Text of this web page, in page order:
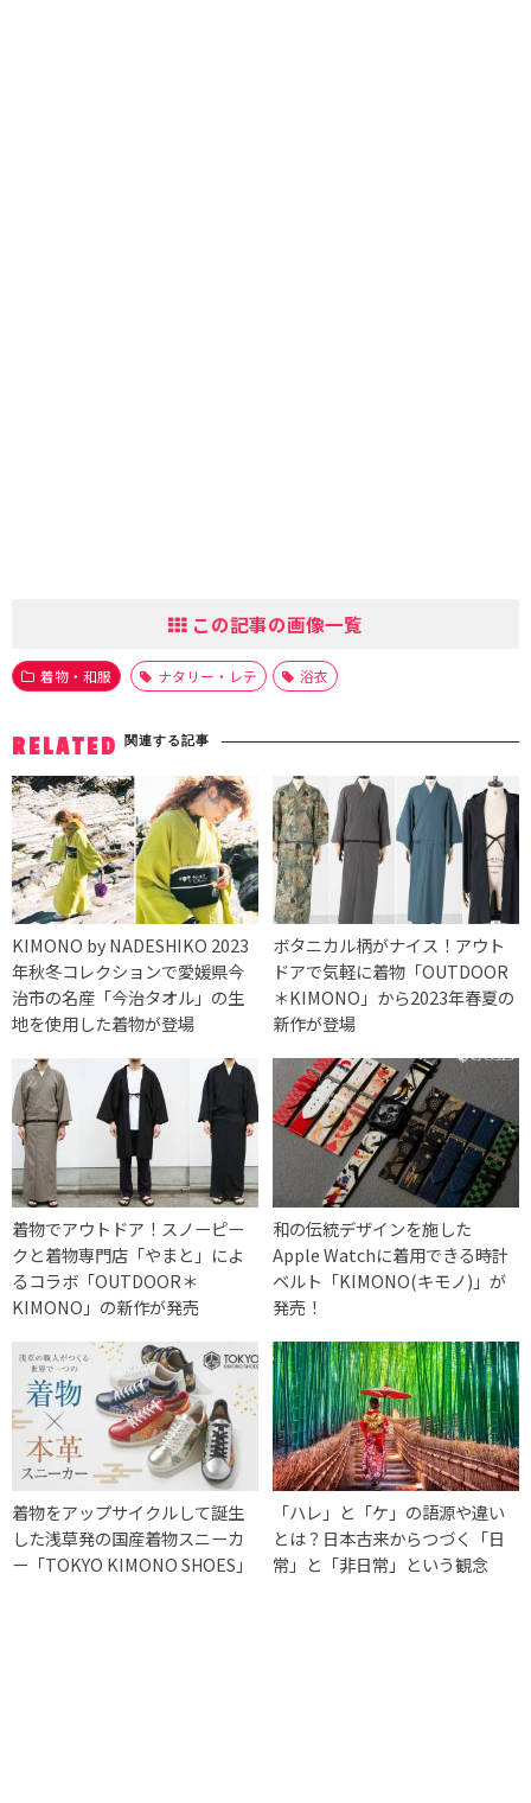
この記事の画像一覧
着物・和服 ナタリー・レテ 浴衣
RELATED 関連する記事
KIMONO by NADESHIKO 2023
年秋冬コレクションで愛媛県今
治市の名産「今治タオル」の生
地を使用した着物が登場
ボタニカル柄がナイス！アウト
ドアで気軽に着物「OUTDOOR
＊KIMONO」から2023年春夏の
新作が登場
着物でアウトドア！スノーピー
クと着物専門店「やまと」によ
るコラボ「OUTDOOR＊
KIMONO」の新作が発売
和の伝統デザインを施した
Apple Watchに着用できる時計
ベルト「KIMONO(キモノ)」が
発売！
着物をアップサイクルして誕生
した浅草発の国産着物スニーカ
ー「TOKYO KIMONO SHOES」
「ハレ」と「ケ」の語源や違い
とは？日本古来からつづく「日
常」と「非日常」という観念